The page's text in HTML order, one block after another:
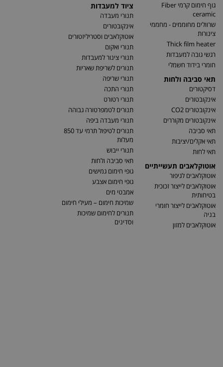
גוף חימום קרמי Fiber
ceramic
שרוולים מחוממים - מחממי
צינורות
Thick film heater
רגשי גובה למעבדות
חומרי בידוד חשמלי
תאי סביבה ולחות
דסיקטורים
אינקובטורים
אינקובטורים CO2
אינקובטורים מקוררים
תאי סביבה
תאי אקלים/יציבות
תאי לחות
אוטוקלאבים תעשייתיים
אוטוקלאבים לגיפור
אוטוקלאבים לייצור זכוכית
בטיחותית
אוטוקלאבים לייצור חומרי
בניה
אוטוקלאבים למזון
ציוד למעבדות
תנורי מעבדה
אינקובטורים
אוטוקלאבים וסטריליזטורים
תנורי ואקום
תנורי צינור למעבדות
תנורים לשריפת שאריות
תנורי שריפה
תנורי התכה
תנורי רטורט
תנורים לטמפרטורה גבוהה
תנורי מעבדה ביפה
תנורים לטיפול תרמי עד 850
מעלות
תנורי ייבוש
תאי סביבה ולחות
גופי חימום גמישים
גופי חימום אצבע
אמבטי מים
שמיכות חימום – מעילי חימום
תנורים לחימום שמיכות
וסדינים